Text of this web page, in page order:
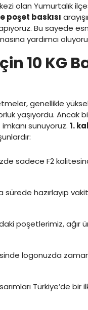
olan Yumurtalık
poşet baskısı
Bu sayede
yardımcı
10 KG
genellikle
yaşıyordu. Ancak
sunuyoruz. 1.
sadece F2
sürede hazırlayıp
poşetlerimiz, ağır
logonuzda
Türkiye’de bir